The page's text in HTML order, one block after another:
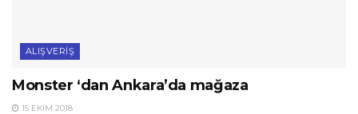
ALIŞVERIŞ
Monster ‘dan Ankara’da mağaza
15 EKIM 2018